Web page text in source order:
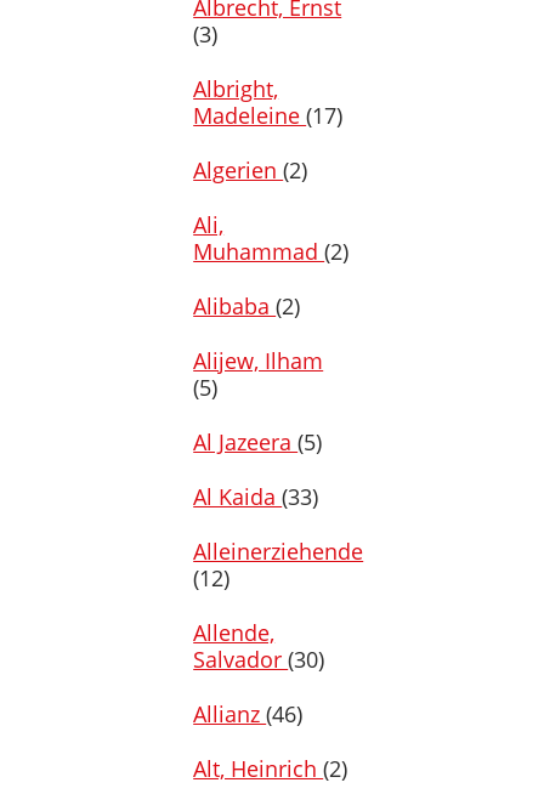
Albrecht, Ernst
(3)
Albright,
Madeleine(17)
Algerien(2)
Ali,
Muhammad(2)
Alibaba(2)
Alijew, Ilham
(5)
Al Jazeera(5)
Al Kaida(33)
Alleinerziehende
(12)
Allende,
Salvador(30)
Allianz(46)
Alt, Heinrich(2)